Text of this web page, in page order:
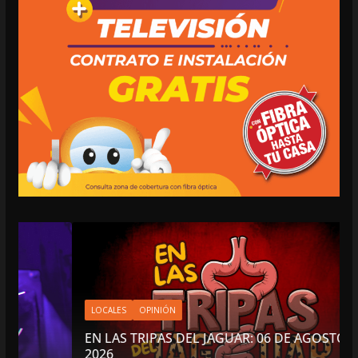
LOCALES OPINIÓN
EN LAS TRIPAS DEL JAGUAR: 06 DE AGOSTO DE
2026